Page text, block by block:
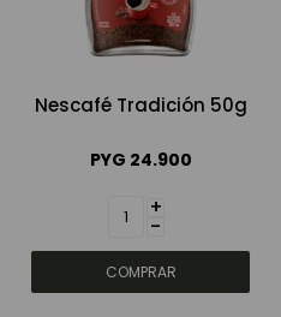
Nescafé Tradición 50g
PYG 24.900
+
-
Promociones